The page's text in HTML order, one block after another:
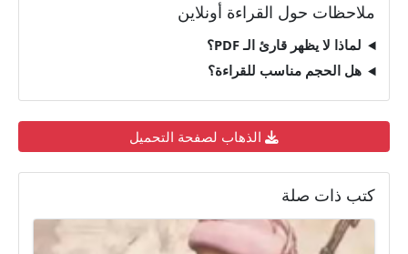
ملاحظات حول القراءة أونلاين
لماذا لا يظهر قارئ الـ PDF؟
هل الحجم مناسب للقراءة؟
الذهاب لصفحة التحميل
كتب ذات صلة